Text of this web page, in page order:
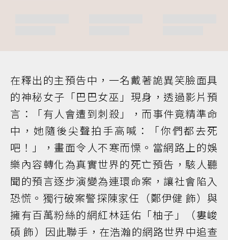
在釋出的主預告中，一名戴著詭異笑臉面具
的神秘女子「巴巴女巫」現身，透過影片預
言：「有人會遭到刺殺」，而事件竟精準命
中，她隨後尖聲拍手高喊：「你們都去死
吧！」，畫面令人不寒而慄。當網路上的娛
樂內容轉化為真實世界的死亡預告，駭人聽
聞的預言逐步演變為連環命案，讓社會陷入
恐慌。獨行破案警探陳家任（鄭伊健 飾）與
擁有百萬粉絲的網紅林廷佑「柚子」（婁峻
碩 飾）因此聯手，在浩瀚的網路世界中追查